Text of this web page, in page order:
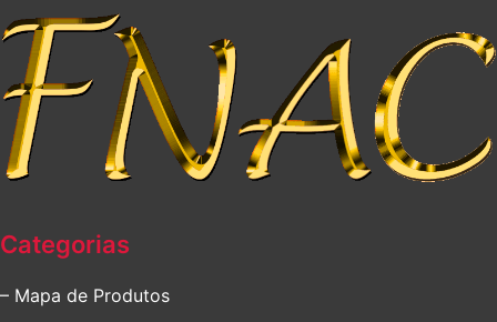
Categorias
– Mapa de Produtos